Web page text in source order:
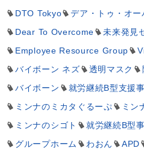
DTO Tokyo
デア・トゥ・オー
Dear To Overcome
未来発見
Employee Resource Group
バイボーン ネズ
透明マスク
バイボーン
就労継続B型支援
ミンナのミカタぐるーぷ
ミン
ミンナのシゴト
就労継続B型
グループホーム
わおん APD